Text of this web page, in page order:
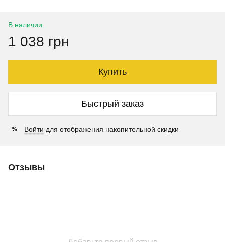
В наличии
1 038 грн
Купить
Быстрый заказ
% Войти для отображения накопительной скидки
Отзывы